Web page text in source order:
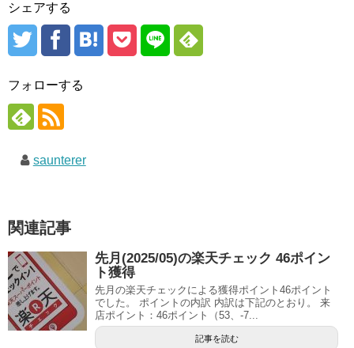
シェアする
フォローする
saunterer
関連記事
先月(2025/05)の楽天チェック 46ポイン
ト獲得
先月の楽天チェックによる獲得ポイント46ポイント
でした。 ポイントの内訳 内訳は下記のとおり。 来
店ポイント：46ポイント（53、-7...
記事を読む